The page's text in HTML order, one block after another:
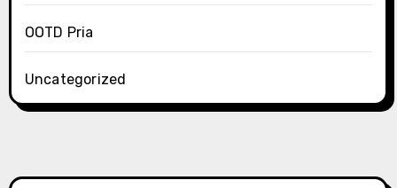
OOTD Pria
Uncategorized